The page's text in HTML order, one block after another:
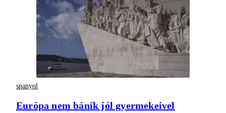
spanyol
Európa nem bánik jól gyermekeivel